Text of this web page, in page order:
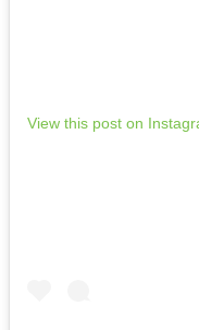
View this post on